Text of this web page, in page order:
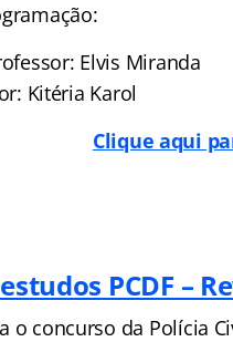
Elvis Miranda
Kitéria Karol
Clique aqui
PCDF –
o concurso da Polícia